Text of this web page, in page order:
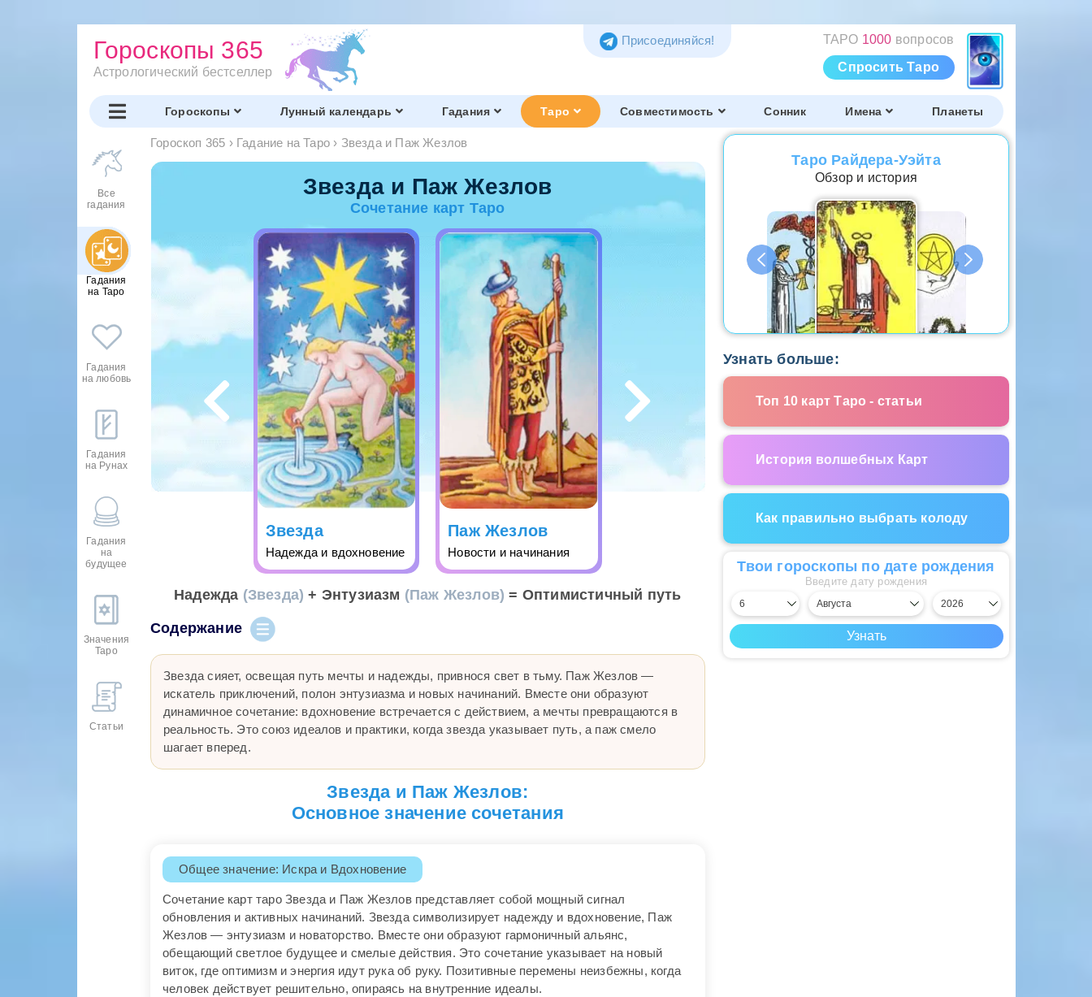
Гороскопы 365
Астрологический бестселлер
ТАРО 1000 вопросов
Спросить Таро
Присоединяйся!
Гороскопы Лунный календарь Гадания Таро Совместимость Сонник Имена Планеты
Все
гадания
Гадания
на Таро
Гадания
на любовь
Гадания
на Рунах
Гадания
на
будущее
Значения
Таро
Статьи
Гороскоп 365 › Гадание на Таро › Звезда и Паж Жезлов
Звезда и Паж Жезлов
Сочетание карт Таро
Звезда
Надежда и вдохновение
Паж Жезлов
Новости и начинания
Надежда (Звезда) + Энтузиазм (Паж Жезлов) = Оптимистичный путь
Содержание
Звезда сияет, освещая путь мечты и надежды, привнося свет в тьму. Паж Жезлов —
искатель приключений, полон энтузиазма и новых начинаний. Вместе они образуют
динамичное сочетание: вдохновение встречается с действием, а мечты превращаются в
реальность. Это союз идеалов и практики, когда звезда указывает путь, а паж смело
шагает вперед.
Звезда и Паж Жезлов:
Основное значение сочетания
Общее значение: Искра и Вдохновение
Сочетание карт таро Звезда и Паж Жезлов представляет собой мощный сигнал
обновления и активных начинаний. Звезда символизирует надежду и вдохновение, Паж
Жезлов — энтузиазм и новаторство. Вместе они образуют гармоничный альянс,
обещающий светлое будущее и смелые действия. Это сочетание указывает на новый
виток, где оптимизм и энергия идут рука об руку. Позитивные перемены неизбежны, когда
человек действует решительно, опираясь на внутренние идеалы.
Таро Тота Таро Райдера-Уэйта
Обзор и история
Узнать больше:
Топ 10 карт Таро - статьи
История волшебных Карт
Как правильно выбрать колоду
Твои гороскопы по дате рождения
Введите дату рождения